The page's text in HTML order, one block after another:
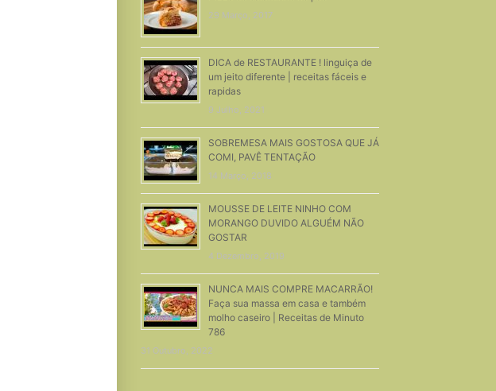
29 Março, 2017
DICA de RESTAURANTE ! linguiça de
um jeito diferente | receitas fáceis e
rapidas
9 Julho, 2021
SOBREMESA MAIS GOSTOSA QUE JÁ
COMI, PAVÊ TENTAÇÃO
14 Março, 2018
MOUSSE DE LEITE NINHO COM
MORANGO DUVIDO ALGUÉM NÃO
GOSTAR
4 Dezembro, 2019
NUNCA MAIS COMPRE MACARRÃO!
Faça sua massa em casa e também
molho caseiro | Receitas de Minuto
786
31 Outubro, 2022